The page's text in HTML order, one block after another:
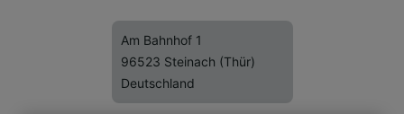
Am Bahnhof 1
96523 Steinach (Thür)
Deutschland